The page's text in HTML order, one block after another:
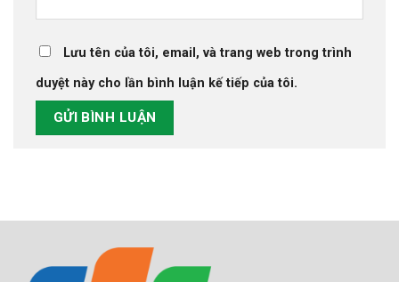
Lưu tên của tôi, email, và trang web trong trình
duyệt này cho lần bình luận kế tiếp của tôi.